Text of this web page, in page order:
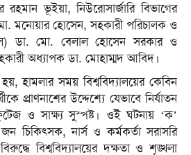
ভূইয়া, নিউরোসার্জারি বিভাগের
মনোয়ার হোসেন, সহকারী পরিচালক ও
ডা. মো. বেলাল হোসেন সরকার ও
অধ্যাপক ডা. মোহাম্মদ আবিদ।
হামলার সময় বিশ্ববিদ্যালয়ের কেবিন
প্রাণনাশের উদ্দেশ্যে যেভাবে নির্যাতন
ও সাক্ষ্য সুস্পষ্ট। ওই ঘটনায় ‘ক’
জন চিকিৎসক, নার্স ও কর্মকর্তা সরাসরি
বিশ্ববিদ্যালয়ের দক্ষতা ও শৃঙ্খলা